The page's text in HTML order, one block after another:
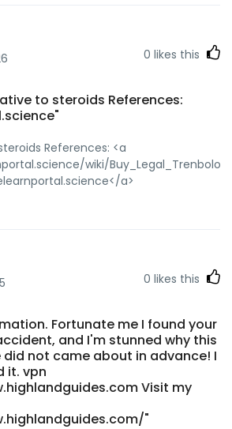
0 likes this
to steroids References:
References: <a
wiki/
a>
0 likes this
Fortunate me I found your
and I'm stunned why this
not came about in advance! I
it. vpn
Visit my
"